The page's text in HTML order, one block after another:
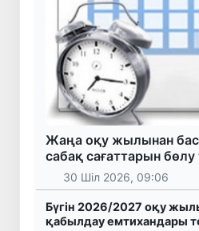
Жаңа оқу жылынан
сабақ сағаттарын бөлу
30 Шіл 2026, 09:06
Бүгін 2026/2027 оқу
қабылдау емтихандары